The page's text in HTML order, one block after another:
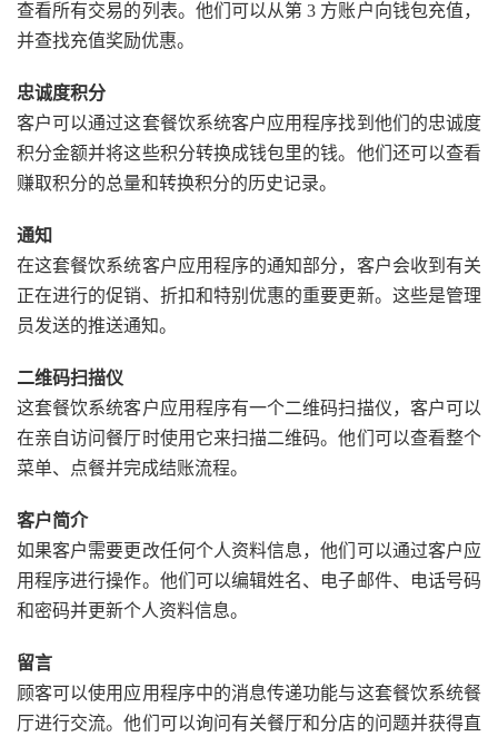
查看所有交易的列表。他们可以从第 3 方账户向钱包充值，
并查找充值奖励优惠。
忠诚度积分
客户可以通过这套餐饮系统客户应用程序找到他们的忠诚度
积分金额并将这些积分转换成钱包里的钱。他们还可以查看
赚取积分的总量和转换积分的历史记录。
通知
在这套餐饮系统客户应用程序的通知部分，客户会收到有关
正在进行的促销、折扣和特别优惠的重要更新。这些是管理
员发送的推送通知。
二维码扫描仪
这套餐饮系统客户应用程序有一个二维码扫描仪，客户可以
在亲自访问餐厅时使用它来扫描二维码。他们可以查看整个
菜单、点餐并完成结账流程。
客户简介
如果客户需要更改任何个人资料信息，他们可以通过客户应
用程序进行操作。他们可以编辑姓名、电子邮件、电话号码
和密码并更新个人资料信息。
留言
顾客可以使用应用程序中的消息传递功能与这套餐饮系统餐
厅进行交流。他们可以询问有关餐厅和分店的问题并获得直